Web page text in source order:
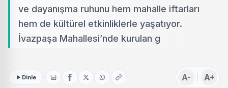
ve dayanışma ruhunu hem mahalle iftarları
hem de kültürel etkinliklerle yaşatıyor.
İvazpaşa Mahallesi’nde kurulan g
Dinle A- A+